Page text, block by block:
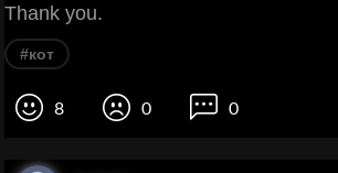
Thank you.
#кот
8 0 0